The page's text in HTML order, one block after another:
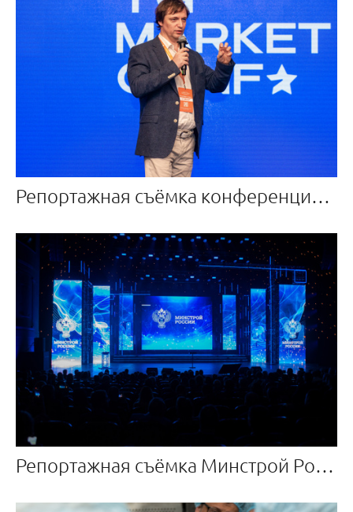
Репортажная съёмка конференции по Телеграм
Репортажная съёмка Минстрой России